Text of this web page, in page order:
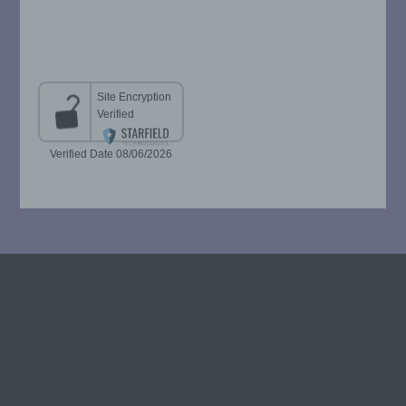
h) Auftragsverarbeiter
Auftragsverarbeiter ist eine natürliche oder